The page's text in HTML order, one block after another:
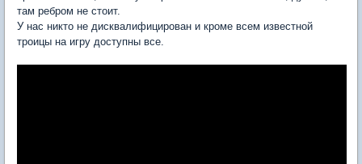
там ребром не стоит.
У нас никто не дисквалифицирован и кроме всем известной
троицы на игру доступны все.